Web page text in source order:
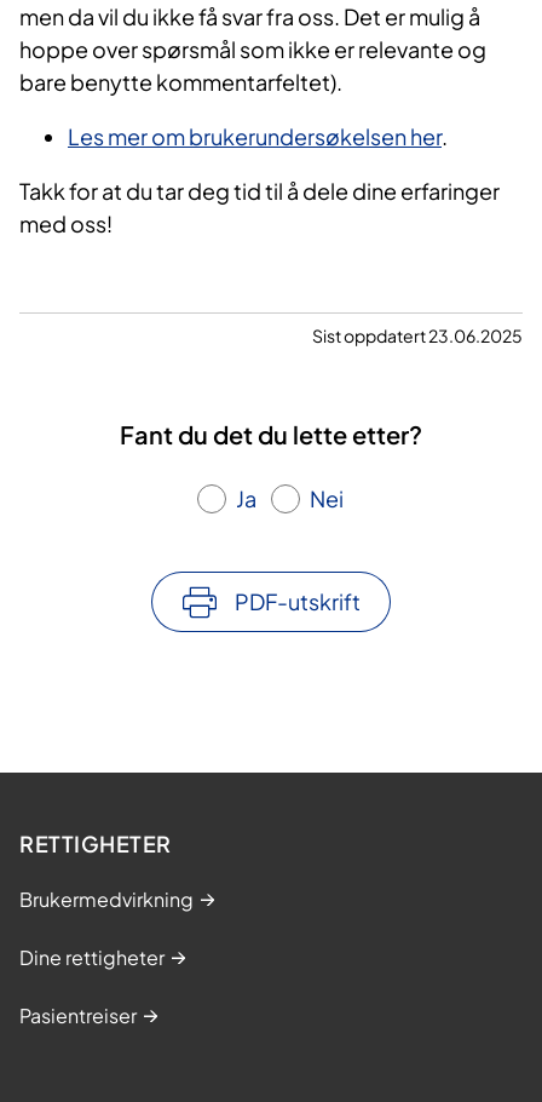
men da vil du ikke få svar fra oss. Det er mulig å
hoppe over spørsmål som ikke er relevante og
bare benytte kommentarfeltet).
Les mer om brukerundersøkelsen her.
Takk for at du tar deg tid til å dele dine erfaringer
med oss!
Sist oppdatert 23.06.2025
Fant du det du lette etter?
Ja Nei
PDF-utskrift
RETTIGHETER
Brukermedvirkning
Dine rettigheter
Pasientreiser